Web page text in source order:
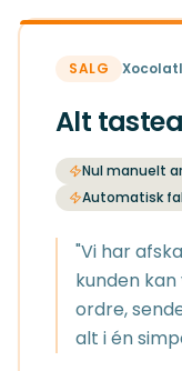
SALG Xocolatl
Alt
Nul manuelt
Automatisk
"Vi har
kunden
ordre,
alt i én